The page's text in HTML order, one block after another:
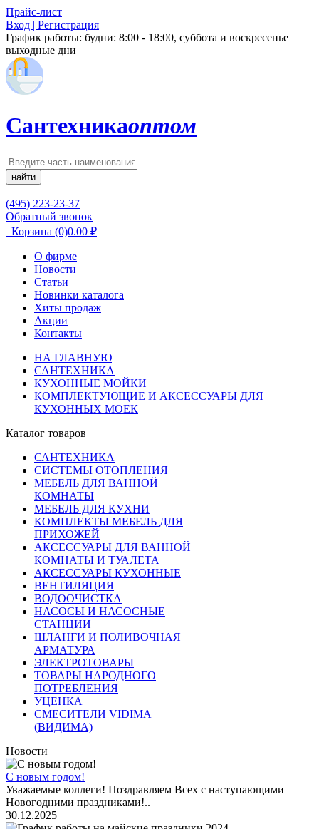
Прайс-лист
Вход | Регистрация
График работы: будни: 8:00 - 18:00, суббота и воскресенье
выходные дни
Сантехникаоптом
найти
(495) 223-23-37
Обратный звонок
Корзина (0)0.00 ₽
О фирме
Новости
Статьи
Новинки каталога
Хиты продаж
Акции
Контакты
НА ГЛАВНУЮ
САНТЕХНИКА
КУХОННЫЕ МОЙКИ
КОМПЛЕКТУЮЩИЕ И АКСЕССУАРЫ ДЛЯ
КУХОННЫХ МОЕК
Каталог товаров
САНТЕХНИКА
СИСТЕМЫ ОТОПЛЕНИЯ
МЕБЕЛЬ ДЛЯ ВАННОЙ
КОМНАТЫ
МЕБЕЛЬ ДЛЯ КУХНИ
КОМПЛЕКТЫ МЕБЕЛЬ ДЛЯ
ПРИХОЖЕЙ
АКСЕССУАРЫ ДЛЯ ВАННОЙ
КОМНАТЫ И ТУАЛЕТА
АКСЕССУАРЫ КУХОННЫЕ
ВЕНТИЛЯЦИЯ
ВОДООЧИСТКА
НАСОСЫ И НАСОСНЫЕ
СТАНЦИИ
ШЛАНГИ И ПОЛИВОЧНАЯ
АРМАТУРА
ЭЛЕКТРОТОВАРЫ
ТОВАРЫ НАРОДНОГО
ПОТРЕБЛЕНИЯ
УЦЕНКА
СМЕСИТЕЛИ VIDIMA
(ВИДИМА)
Новости
С новым годом!
Уважаемые коллеги! Поздравляем Всех с наступающими
Новогодними праздниками!..
30.12.2025